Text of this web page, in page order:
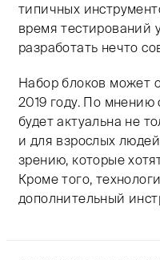
типичных
время тестирований
разработать нечто
Набор блоков может
2019 году. По мнению
будет актуальна не
и для взрослых
зрению, которые
Кроме того,
дополнительный